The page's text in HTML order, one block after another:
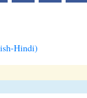
Hindi)